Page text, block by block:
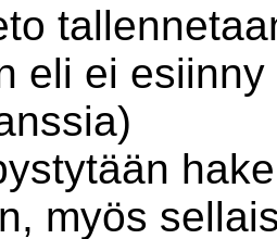
eli ei
myös